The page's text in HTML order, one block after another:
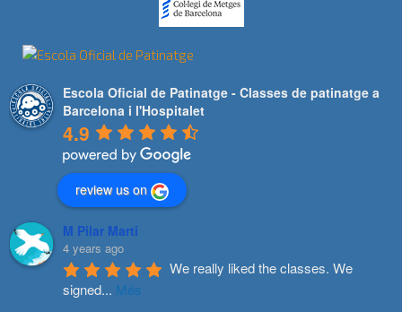
Escola Oficial de Patinatge - Classes de patinatge a
Barcelona i l'Hospitalet
4.9
review us on
M Pilar Marti
4 years ago
We really liked the classes. We
signed... Més